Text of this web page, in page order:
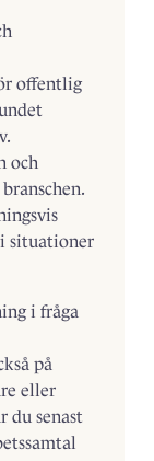
offentlig
och
situationer
i fråga
på
eller
du senast